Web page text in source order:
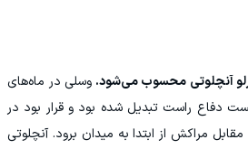
آنچلوتی محسوب می‌شود. وسلی در ماه‌های
دفاع راست تبدیل شده بود و قرار بود در
بازی نخست برزیل در گروه C مقابل مراکش از ابتدا به میدان برود. آنچلوتی